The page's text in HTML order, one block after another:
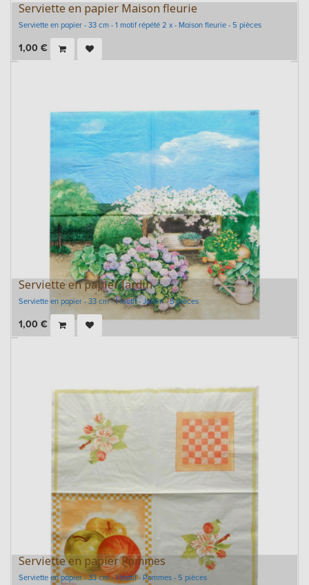
Serviette en papier Maison fleurie
Serviette en papier - 33 cm - 1 motif répété 2 x - Maison fleurie - 5 pièces
1,00 €
Serviette en papier Jardin
Serviette en papier - 33 cm - 1 motif - Jardin - 5 pièces
1,00 €
Serviette en papier Pommes
Serviette en papier - 33 cm - 1 motif - Pommes - 5 pièces